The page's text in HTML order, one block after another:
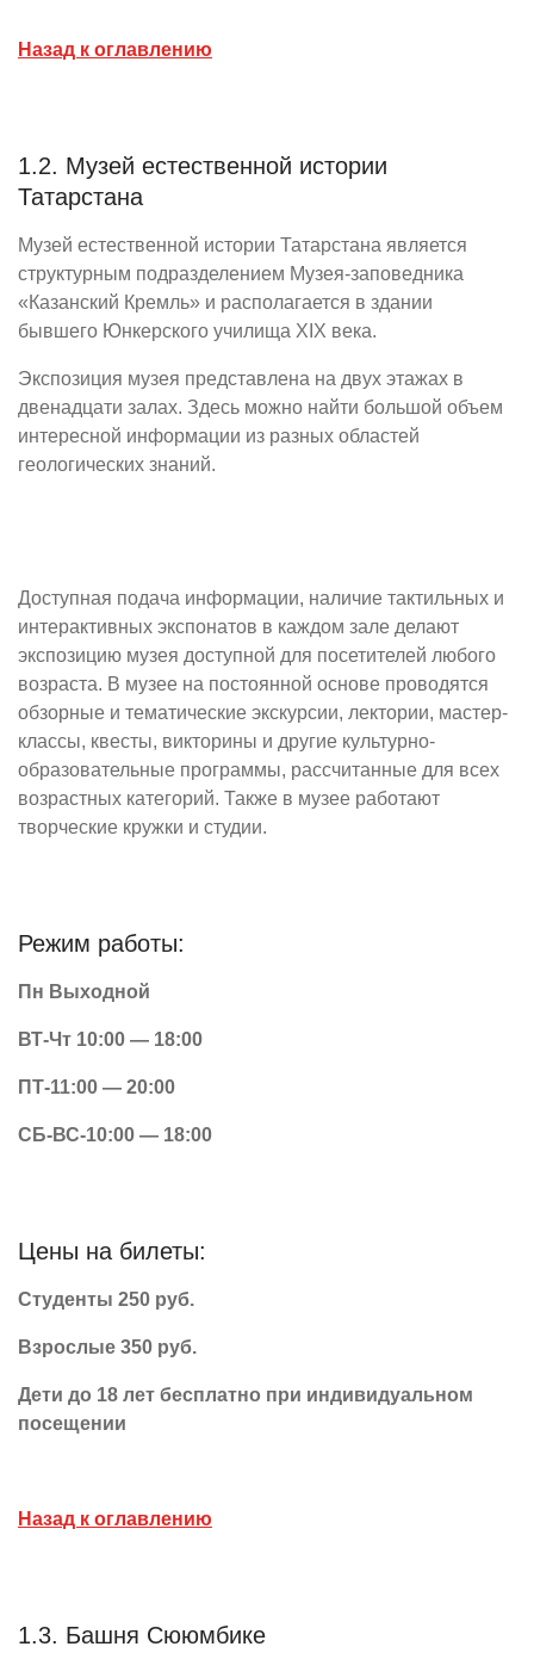
Назад к оглавлению
1.2. Музей естественной истории
Татарстана
Музей естественной истории Татарстана является
структурным подразделением Музея-заповедника
«Казанский Кремль» и располагается в здании
бывшего Юнкерского училища XIX века.
Экспозиция музея представлена на двух этажах в
двенадцати залах. Здесь можно найти большой объем
интересной информации из разных областей
геологических знаний.
Доступная подача информации, наличие тактильных и
интерактивных экспонатов в каждом зале делают
экспозицию музея доступной для посетителей любого
возраста. В музее на постоянной основе проводятся
обзорные и тематические экскурсии, лектории, мастер-
классы, квесты, викторины и другие культурно-
образовательные программы, рассчитанные для всех
возрастных категорий. Также в музее работают
творческие кружки и студии.
Режим работы:
Пн Выходной
ВТ-Чт 10:00 — 18:00
ПТ-11:00 — 20:00
СБ-ВС-10:00 — 18:00
Цены на билеты:
Студенты 250 руб.
Взрослые 350 руб.
Дети до 18 лет бесплатно при индивидуальном
посещении
Назад к оглавлению
1.3. Башня Сююмбике